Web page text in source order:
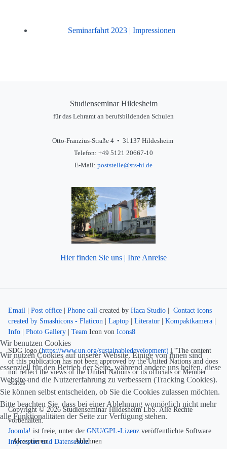
Seminarfahrt 2023 | Impressionen
Studienseminar Hildesheim
für das Lehramt an berufsbildenden Schulen
Otto-Franzius-Straße 4 • 31137 Hildesheim
Telefon: +49 5121 20667-10
E-Mail: poststelle@sts-hi.de
Hier finden Sie uns | Ihre Anreise
Email Post office Phone call created by Haca Studio
Contact icons
created by Smashicons - Flaticon
Laptop Literatur Kompaktkamera
Info
Photo Gallery Team Icon von Icons8
SDG logo (https://www.un.org/sustainabledevelopment) | “The content
of this publication has not been approved by the United Nations and does
not reflect the views of the United Nations or its officials or Member
States”
Copyright © 2026 Studienseminar Hildesheim LbS. Alle Rechte
vorbehalten.
Joomla! ist freie, unter der GNU/GPL-Lizenz veröffentlichte Software.
Impressum und Datenschutz
Wir benutzen Cookies
Wir nutzen Cookies auf unserer Website. Einige von ihnen sind
essenziell für den Betrieb der Seite, während andere uns helfen, diese
Website und die Nutzererfahrung zu verbessern (Tracking Cookies).
Sie können selbst entscheiden, ob Sie die Cookies zulassen möchten.
Bitte beachten Sie, dass bei einer Ablehnung womöglich nicht mehr
alle Funktionalitäten der Seite zur Verfügung stehen.
Akzeptieren Ablehnen